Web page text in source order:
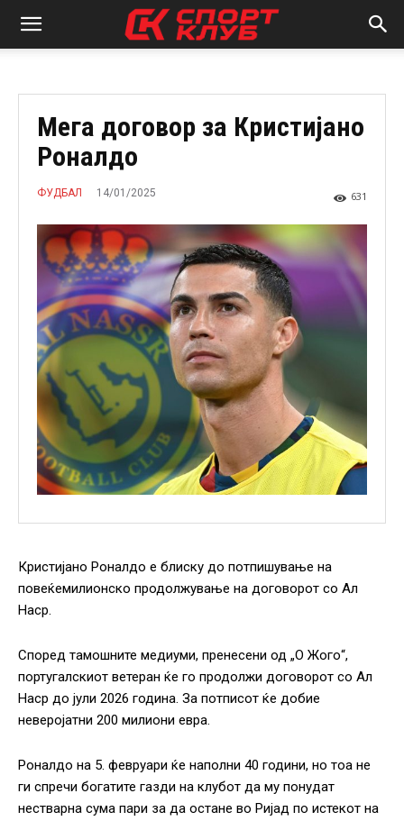
Мега договор за Кристијано
Роналдо
ФУДБАЛ 14/01/2025 631
Кристијано Роналдо е блиску до потпишување на
повеќемилионско продолжување на договорот со Ал
Наср.
Според тамошните медиуми, пренесени од „О Жого“,
португалскиот ветеран ќе го продолжи договорот со Ал
Наср до јули 2026 година. За потписот ќе добие
неверојатни 200 милиони евра.
Роналдо на 5. февруари ќе наполни 40 години, но тоа не
ги спречи богатите газди на клубот да му понудат
нестварна сума пари за да остане во Ријад по истекот на